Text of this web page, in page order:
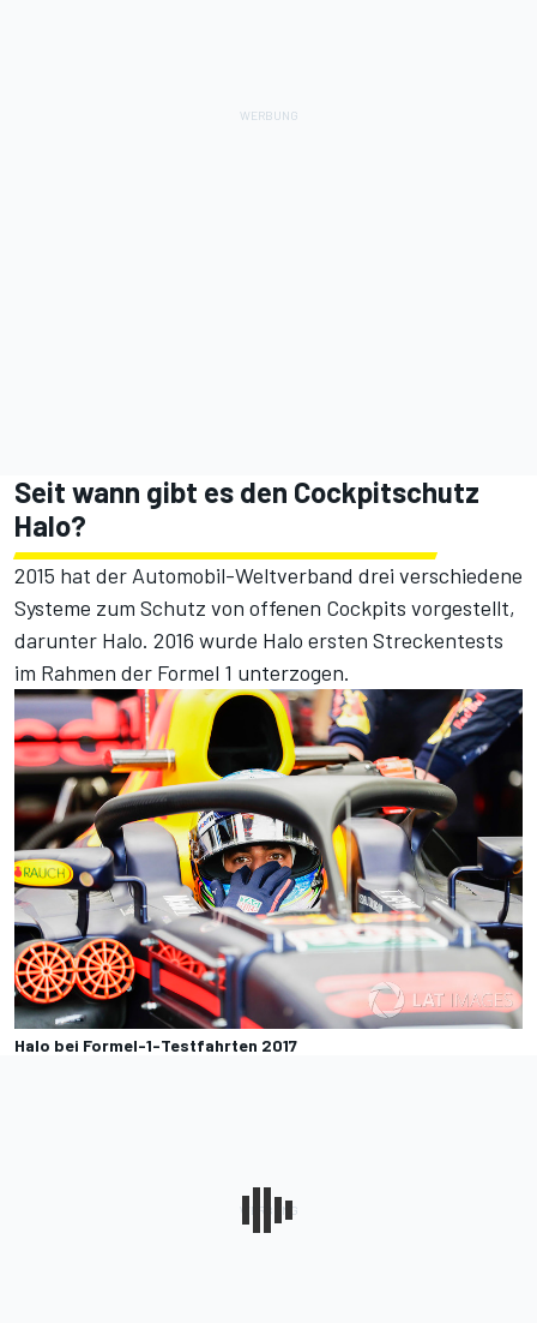
Seit wann gibt es den Cockpitschutz
Halo?
2015 hat der Automobil-Weltverband drei verschiedene
Systeme zum Schutz von offenen Cockpits vorgestellt,
darunter Halo. 2016 wurde Halo ersten Streckentests
im Rahmen der Formel 1 unterzogen.
Halo bei Formel-1-Testfahrten 2017